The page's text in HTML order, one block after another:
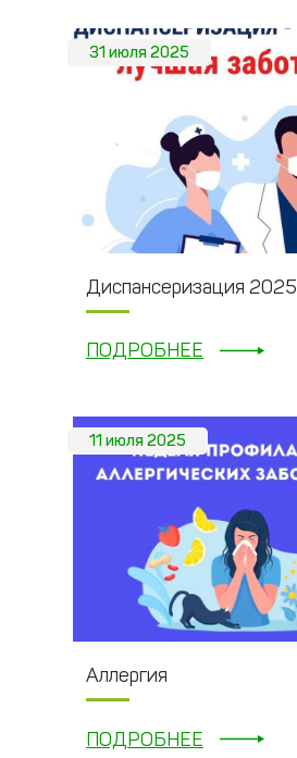
31 июля 2025
Диспансеризация 2025
ПОДРОБНЕЕ
11 июля 2025
Аллергия
ПОДРОБНЕЕ